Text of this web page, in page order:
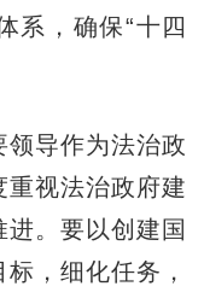
系，确保“十四
导作为法治政
重视法治政府建
。要以创建国
，细化任务，